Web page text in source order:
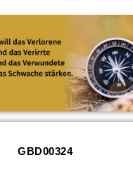
GBD00324